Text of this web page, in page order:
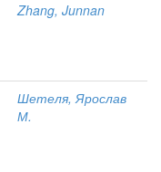
Zhang, Junnan
Шетеля, Ярослав
М.